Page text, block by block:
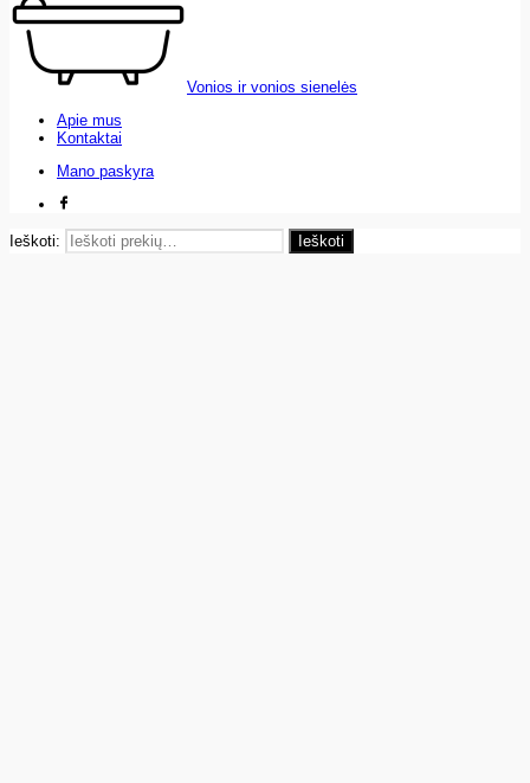
Vonios ir vonios sienelės
Apie mus
Kontaktai
Mano paskyra
Ieškoti: Ieškoti